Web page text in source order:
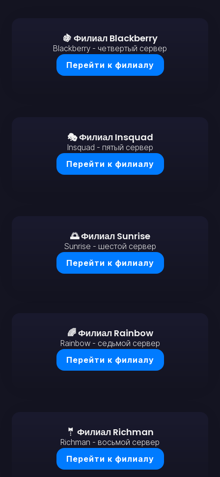
🍇 Филиал Blackberry
Blackberry - четвертый сервер
Перейти к филиалу
🎭 Филиал Insquad
Insquad - пятый сервер
Перейти к филиалу
🌅 Филиал Sunrise
Sunrise - шестой сервер
Перейти к филиалу
🌈 Филиал Rainbow
Rainbow - седьмой сервер
Перейти к филиалу
🤵 Филиал Richman
Richman - восьмой сервер
Перейти к филиалу